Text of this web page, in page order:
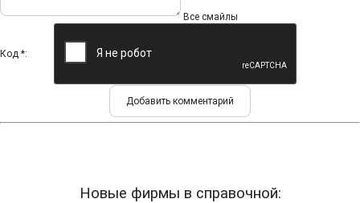
Все смайлы
Код *:
Новые фирмы в справочной: